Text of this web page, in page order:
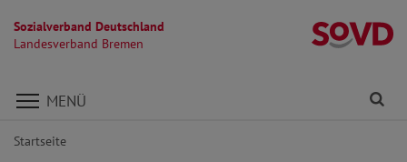
Sozialverband Deutschland
Landesverband Bremen
Direkt zu den Inhalten springen
MENÜ
Startseite